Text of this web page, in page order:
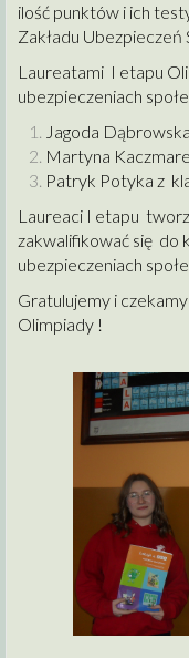
ilość punktów i ich
Zakładu Ubezpieczeń
Laureatami I etapu
ubezpieczeniach
Jagoda
Martyna
Patryk Potyka z
Laureaci I etapu
zakwalifikować się do
ubezpieczeniach
Gratulujemy i
Olimpiady !